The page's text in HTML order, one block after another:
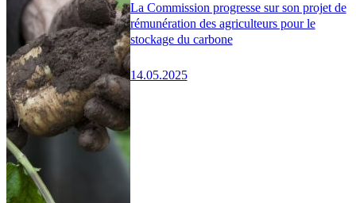
La Commission progresse sur son projet de
rémunération des agriculteurs pour le
stockage du carbone
14.05.2025